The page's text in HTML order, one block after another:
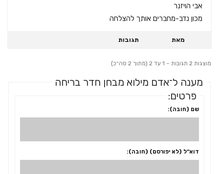
אבי הויזנר
מכון נדב-מחברים אותך להצלחה
מאת תגובות
מוצגות 2 תגובות – 1 עד 2 (מתוך 2 סה״כ)
מענה ל־אדם מילוא מבחן חדר בריחה
פרטים:
שם (חובה):
דוא"ל (לא יפורסם) (חובה):